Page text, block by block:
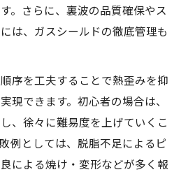
がステンレス配管溶接の品質
確保が美しい配管溶接の鍵
方法で準備段階のポイント
ス配管溶接を実現する工夫
管溶接で熱管理を徹底するコ
。さらに、裏波の品質確保やス
は、ガスシールドの徹底管理も
序を工夫することで熱歪みを抑
現できます。初心者の場合は、
、徐々に難易度を上げていくこ
例としては、脱脂不足によるピ
による焼け・変形などが多く報